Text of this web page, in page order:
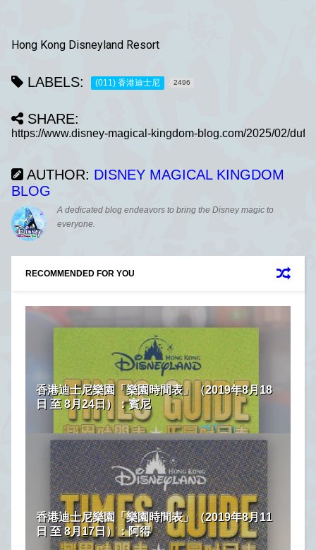
Hong Kong Disneyland Resort
LABELS: (011) 香港迪士尼 2496
SHARE:
AUTHOR: DISNEY MAGICAL KINGDOM
BLOG
A dedicated blog endeavors to bring the Disney magic to
everyone.
RECOMMENDED FOR YOU
香港迪士尼樂園「樂園時間表」（2019年8月18
日 至 8月24日）：賓尼
香港迪士尼樂園「樂園時間表」（2019年8月11
日 至 8月17日）：阿得